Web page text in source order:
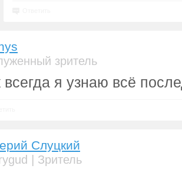
зритель
всегда я узнаю всё
Слуцкий
| Зритель